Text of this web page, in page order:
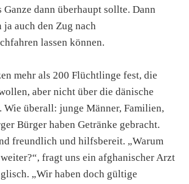
Ganze dann überhaupt sollte. Dann
ja auch den Zug nach
lassen können.
mehr als 200 Flüchtlinge fest, die
aber nicht über die dänische
Wie überall: junge Männer, Familien,
Bürger haben Getränke gebracht.
freundlich und hilfsbereit. „Warum
fragt uns ein afghanischer Arzt
„Wir haben doch gültige